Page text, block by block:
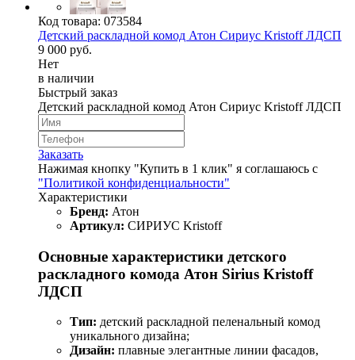
Код товара: 073584
Детский раскладной комод Атон Сириус Kristoff ЛДСП
9 000 руб.
Нет
в наличии
Быстрый заказ
Детский раскладной комод Атон Сириус Kristoff ЛДСП
Заказать
Нажимая кнопку "Купить в 1 клик" я соглашаюсь с
"Политикой конфиденциальности"
Характеристики
Бренд: Атон
Артикул: СИРИУС Kristoff
Основные характеристики детского
раскладного комода Атон Sirius Kristoff
ЛДСП
Тип: детский раскладной пеленальный комод
уникального дизайна;
Дизайн: плавные элегантные линии фасадов,